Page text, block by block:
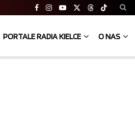
PORTALE RADIA KIELCE O NAS